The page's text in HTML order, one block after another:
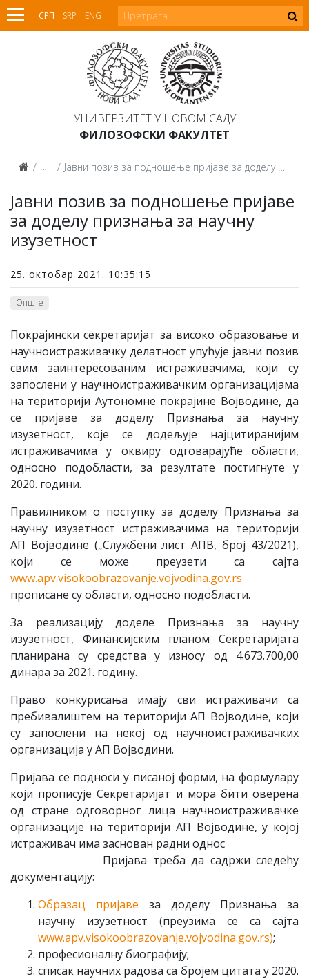
СРП SRP ENG
УНИВЕРЗИТЕТ У НОВОМ САДУ
ФИЛОЗОФСКИ ФАКУЛТЕТ
ВестиЈавни позив за подношење пријаве за доделу признања за научну изузетност
Јавни позив за подношење пријаве
за доделу признања за научну
изузетност
25. октобар 2021. 10:35:15
Опште
Покрајински секретаријат за високо образовање и
научноистраживачку делатност упућује јавни позив
свим заинтересованим истраживачима, који су
запослени у научноистраживачким организацијама
на територији Аутономне покрајине Војводине, да
се пријаве за доделу Признања за научну
изузетност, које се додељује најцитиранијим
истраживачима у оквиру одговарајуће области,
односно подобласти, за резултате постигнуте у
2020. години.
Правилником о поступку за доделу Признања за
научну изузетност истраживачима на територији
АП Војводине („Службени лист АПВ, број 43/2021),
који се може преузети са сајта
www.apv.visokoobrazovanje.vojvodina.gov.rs
прописане су области, односно подобласти.
За реализацију доделе Признања за научну
изузетност, Финансијским планом Секретаријата
планирана су средства у износу од 4.673.700,00
динара за 2021. годину.
Право конкурисања имају сви истраживачи са
пребивалиштем на територији АП Војводине, који
су запослени на некој од научноистраживачких
организација у АП Војводини.
Пријава се подноси у писаној форми, на формулару
који прописује Секретаријат и мора бити оверена
од стране одговорног лица научноистраживачке
организације на територији АП Војводине, у којој
истраживач има заснован радни однос
Пријава треба да садржи следећу
документацију:
Образац пријаве за доделу Признања за
научну изузетност (преузима се са сајта
www.apv.visokoobrazovanje.vojvodina.gov.rs);
професионалну биографију;
списак научних радова са бројем цитата у 2020.